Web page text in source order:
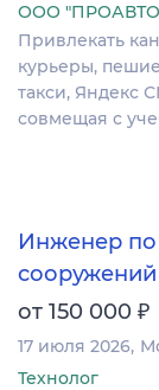
ООО
Привлекать
курьеры,
такси, Яндекс
совмещая с
Инженер
сооружений
от 150 000 ₽
17 июля 2026
Технолог